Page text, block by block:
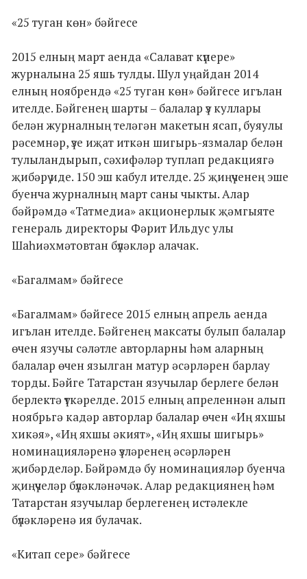
«25 туган көн» бәйгесе
2015 елның март аенда «Салават күпере»
журналына 25 яшь тулды. Шул уңайдан 2014
елның ноябрендә «25 туган көн» бәйгесе игълан
ителде. Бәйгенең шарты – балалар үз куллары
белән журналның теләгән макетын ясап, буяулы
рәсемнәр, үзе иҗат иткән шигырь-язмалар белән
тулыландырып, сәхифәләр туплап редакциягә
җибәрү иде. 150 эш кабул ителде. 25 җиңүченең эше
буенча журналның март саны чыкты. Алар
бәйрәмдә «Татмедиа» акционерлык җәмгыяте
генераль директоры Фәрит Ильдус улы
Шаһиәхмәтовтан бүләкләр алачак.
«Багалмам» бәйгесе
«Багалмам» бәйгесе 2015 елның апрель аенда
игълан ителде. Бәйгенең максаты булып балалар
өчен язучы сәләтле авторларны һәм аларның
балалар өчен язылган матур әсәрләрен барлау
торды. Бәйге Татарстан язучылар берлеге белән
берлектә үткәрелде. 2015 елның апреленнән алып
ноябрьгә кадәр авторлар балалар өчен «Иң яхшы
хикәя», «Иң яхшы әкият», «Иң яхшы шигырь»
номинацияләренә үзләренең әсәрләрен
җибәрделәр. Бәйрәмдә бу номинацияләр буенча
җиңүчеләр бүләкләнәчәк. Алар редакциянең һәм
Татарстан язучылар берлегенең истәлекле
бүләкләренә ия булачак.
«Китап сере» бәйгесе